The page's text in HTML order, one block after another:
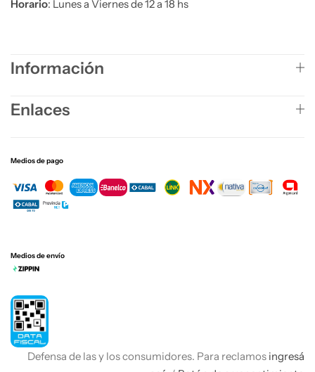
Horario: Lunes a Viernes de 12 a 18 hs
Información
Enlaces
Medios de pago
Medios de envío
Defensa de las y los consumidores. Para reclamos ingresá